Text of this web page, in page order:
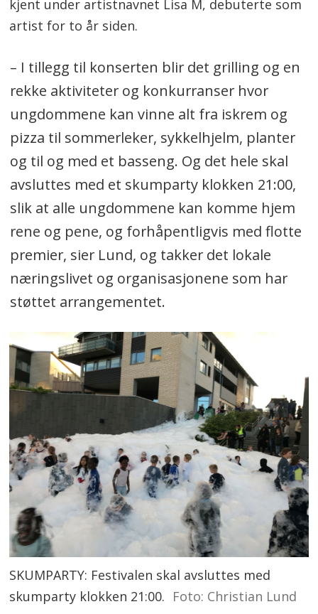
kjent under artistnavnet Lisa M, debuterte som
artist for to år siden.
– I tillegg til konserten blir det grilling og en
rekke aktiviteter og konkurranser hvor
ungdommene kan vinne alt fra iskrem og
pizza til sommerleker, sykkelhjelm, planter
og til og med et basseng. Og det hele skal
avsluttes med et skumparty klokken 21:00,
slik at alle ungdommene kan komme hjem
rene og pene, og forhåpentligvis med flotte
premier, sier Lund, og takker det lokale
næringslivet og organisasjonene som har
støttet arrangementet.
SKUMPARTY: Festivalen skal avsluttes med
skumparty klokken 21:00. Foto: Christian Lund